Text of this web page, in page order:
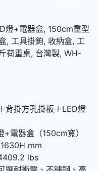
燈+電器盒, 150cm重型
, 工具掛鉤, 收納盒, 工
荷重桌, 台灣製, WH-
背掛方孔掛板＋LED燈
電器盒（150cm寬）
mm
lbs